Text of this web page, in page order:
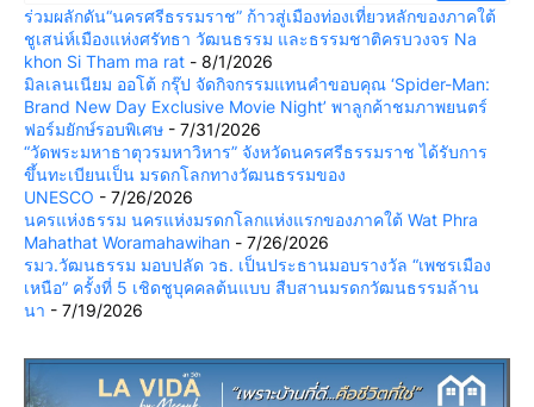
ร่วมผลักดัน“นครศรีธรรมราช” ก้าวสู่เมืองท่องเที่ยวหลักของภาคใต้
ชูเสน่ห์เมืองแห่งศรัทธา วัฒนธรรม และธรรมชาติครบวงจร Na
khon Si Tham ma rat - 8/1/2026
มิลเลนเนียม ออโต้ กรุ๊ป จัดกิจกรรมแทนคำขอบคุณ ‘Spider-Man:
Brand New Day Exclusive Movie Night’ พาลูกค้าชมภาพยนตร์
ฟอร์มยักษ์รอบพิเศษ - 7/31/2026
“วัดพระมหาธาตุวรมหาวิหาร” จังหวัดนครศรีธรรมราช ได้รับการ
ขึ้นทะเบียนเป็น มรดกโลกทางวัฒนธรรมของ
UNESCO - 7/26/2026
นครแห่งธรรม นครแห่งมรดกโลกแห่งแรกของภาคใต้ Wat Phra
Mahathat Woramahawihan - 7/26/2026
รมว.วัฒนธรรม มอบปลัด วธ. เป็นประธานมอบรางวัล “เพชรเมือง
เหนือ” ครั้งที่ 5 เชิดชูบุคคลต้นแบบ สืบสานมรดกวัฒนธรรมล้าน
นา - 7/19/2026